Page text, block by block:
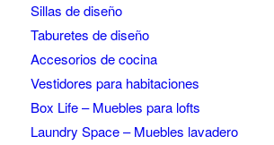
Sillas de diseño
Taburetes de diseño
Accesorios de cocina
Vestidores para habitaciones
Box Life – Muebles para lofts
Laundry Space – Muebles lavadero